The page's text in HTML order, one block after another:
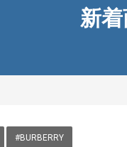
新
#BURBERRY